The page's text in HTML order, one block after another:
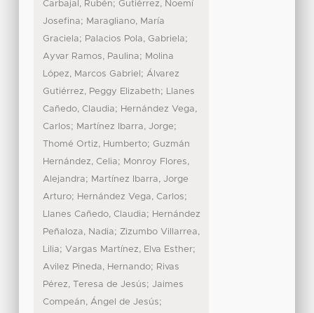
Carbajal, Rubén; Gutiérrez, Noemí
Josefina; Maragliano, María
Graciela; Palacios Pola, Gabriela;
Ayvar Ramos, Paulina; Molina
López, Marcos Gabriel ; Álvarez
Gutiérrez, Peggy Elizabeth; Llanes
Cañedo, Claudia; Hernández Vega,
Carlos; Martínez Ibarra, Jorge;
Thomé Ortiz, Humberto; Guzmán
Hernández, Celia; Monroy Flores,
Alejandra; Martínez Ibarra, Jorge
Arturo; Hernández Vega, Carlos;
Llanes Cañedo, Claudia; Hernández
Peñaloza, Nadia; Zizumbo Villarrea,
Lilia; Vargas Martínez, Elva Esther;
Avilez Pineda, Hernando; Rivas
Pérez, Teresa de Jesús; Jaimes
Compeán, Ángel de Jesús;